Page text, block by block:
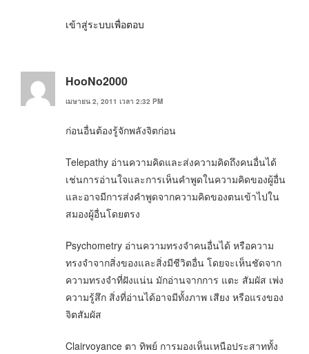
เข้าสู่ระบบเพื่อตอบ
HooNo2000
เมษายน 2, 2011 เวลา 2:32 PM
ก่อนอื่นต้องรู้จักพลังจิตก่อน
Telepathy อ่านความคิดและส่งความคิดถึงคนอื่นได้
เช่นการอ่านใจและการเห็นคำพูดในความคิดของผู้อื่น
และอาจมีการส่งคำพูดจากความคิดของตนเข้าไปใน
สมองผู้อื่นโดยตรง
Psychometry อ่านความทรงจำคนอื่นได้ หรือความ
ทรงจำจากสิ่งของและสิ่งมีชีวิตอื่น โดยจะเห็นชัดจาก
ความทรงจำที่ฝังแน่น มักอ่านจากการ แตะ สัมผัส เพ่ง
ความรู้สึก สิ่งที่อ่านได้อาจมีทั้งภาพ เสียง หรือแรงของ
จิตสัมผัส
Clairvoyance ตา ทิพย์ การมองเห็นเหนือประสาททั้ง